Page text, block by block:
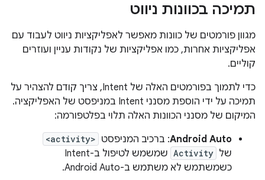
תמיכה בכוונות ניווט
מגוון פורמטים של כוונות מאפשר לאפליקציות ניווט לעבוד עם
אפליקציות אחרות, כמו אפליקציות של נקודות עניין ועוזרים
קוליים.
כדי לתמוך בפורמטים האלה של Intent, צריך קודם להצהיר על
תמיכה על ידי הוספת מסנני Intent במניפסט של האפליקציה.
המיקום של מסנני הכוונות האלה תלוי בפלטפורמה:
Android Auto: ברכיב המניפסט <activity>
של Activity
שמשמש לטיפול ב-Intent
כשמשתמש לא משתמש ב-Android Auto.